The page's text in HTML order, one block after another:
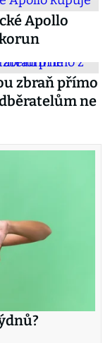
Apollo
zbraň přímo
ne